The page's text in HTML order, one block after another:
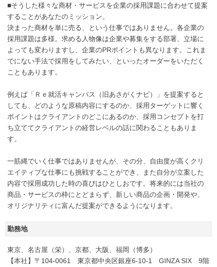
■そうした様々な商材・サービスを企業の採用課題に合わせて提案
することがあなたのミッション。
決まった商材を単に売る、という仕事ではありません。各企業の
採用課題は多様。求める人物像は企業や募集をする部署、立場に
よっても変わりますし、企業のPRポイントも異なります。これま
でにない手法で採用をしてみたい、といったオーダーをいただく
こともあります。
例えば「Ｒｅ就活キャンパス（旧あさがくナビ）」を提案すると
しても、どのような原稿内容にするのか、採用ターゲットに響く
ポイントはクライアントのどこにあるのか、採用コンセプトを打
ち立ててクライアントの経営レベルの話に関わることもありま
す。
一筋縄でいく仕事ではありませんが、その分、自由度が高くクリ
エイティブな仕事にも挑戦することができ、また自分が立案した
内容で採用成功した時の喜びはひとしおです。将来的には当社の
商品・サービスの枠にとどまらず、新しい商品の企画・開発や、
オリジナリティに富んだ提案ができるようになります。
勤務地
東京、名古屋（栄）、京都、大阪、福岡（博多）
【本社】〒104-0061 東京都中央区銀座6-10-1 GINZA SIX 9階